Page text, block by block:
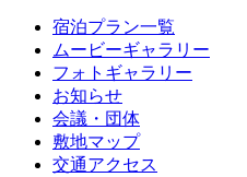
宿泊プラン一覧
ムービーギャラリー
フォトギャラリー
お知らせ
会議・団体
敷地マップ
交通アクセス